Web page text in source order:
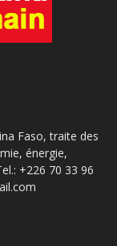
Faso, traite des
énergie,
+226 70 33 96